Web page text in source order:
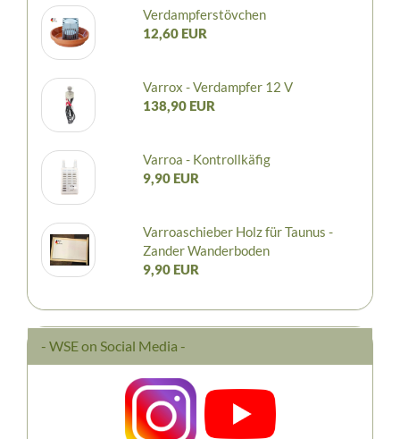
Verdampferstövchen
12,60 EUR
Varrox - Verdampfer 12 V
138,90 EUR
Varroa - Kontrollkäfig
9,90 EUR
Varroaschieber Holz für Taunus -
Zander Wanderboden
9,90 EUR
- WSE on Social Media -